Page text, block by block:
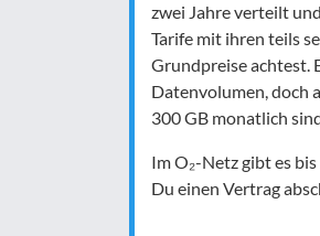
zwei Jahre verteilt
Tarife mit ihren teils
Grundpreise achtest.
Datenvolumen, doch
300 GB monatlich
Im O₂-Netz gibt es
Du einen Vertrag